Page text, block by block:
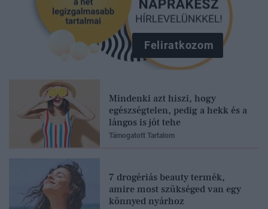
Feliratkozom
Mindenki azt hiszi, hogy
egészségtelen, pedig a hekk és a
lángos is jót tehe
Támogatott Tartalom
7 drogériás beauty termék,
amire most szükséged van egy
könnyed nyárhoz